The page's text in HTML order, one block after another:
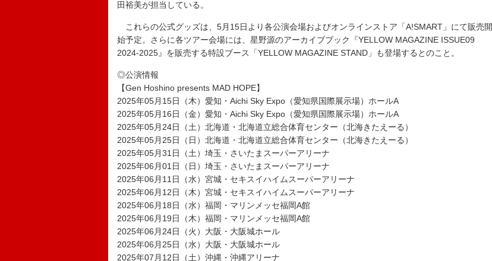
田裕美が担当している。
これらの公式グッズは、5月15日より各公演会場およびオンラインストア「A!SMART」にて販売開
始予定。さらに各ツアー会場には、星野源のアーカイブブック『YELLOW MAGAZINE ISSUE09
2024-2025』を販売する特設ブース「YELLOW MAGAZINE STAND」も登場するとのこと。
◎公演情報
【Gen Hoshino presents MAD HOPE】
2025年05月15日（木）愛知・Aichi Sky Expo（愛知県国際展示場）ホールA
2025年05月16日（金）愛知・Aichi Sky Expo（愛知県国際展示場）ホールA
2025年05月24日（土）北海道・北海道立総合体育センター（北海きたえーる）
2025年05月25日（日）北海道・北海道立総合体育センター（北海きたえーる）
2025年05月31日（土）埼玉・さいたまスーパーアリーナ
2025年06月01日（日）埼玉・さいたまスーパーアリーナ
2025年06月11日（水）宮城・セキスイハイムスーパーアリーナ
2025年06月12日（木）宮城・セキスイハイムスーパーアリーナ
2025年06月18日（水）福岡・マリンメッセ福岡A館
2025年06月19日（木）福岡・マリンメッセ福岡A館
2025年06月24日（火）大阪・大阪城ホール
2025年06月25日（水）大阪・大阪城ホール
2025年07月12日（土）沖縄・沖縄アリーナ